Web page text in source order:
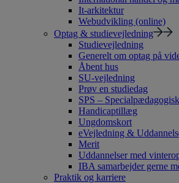
It-arkitektur
Webudvikling (online)
Optag & studievejledning
Studievejledning
Generelt om optag på
Åbent hus
SU-vejledning
Prøv en studiedag
SPS –
Handicaptillæg
Ungdomskort
eVejledning &
Merit
Uddannelser med
IBA samarbejder gerne
Praktik og karriere